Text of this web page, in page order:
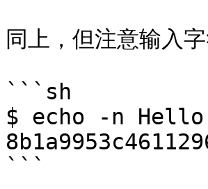
同上，但注意输入
```sh
$ echo -n
```